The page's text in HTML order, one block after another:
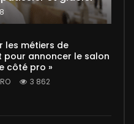
les métiers de
pour annoncer le salon
côté pro »
3 862